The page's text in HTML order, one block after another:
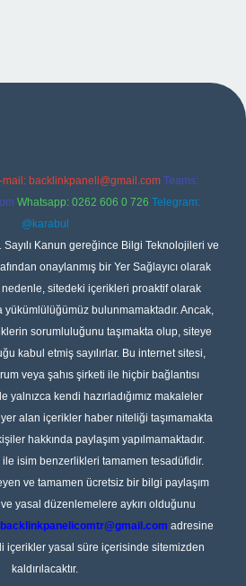
mail: backlinkpaneli@gmail.com Teams:
Whatsapp: 0262 606 0 726 Telegram:
@karabul
Sayılı Kanun gereğince Bilgi Teknolojileri ve
onaylanmış bir Yer Sağlayıcı olarak
nedenle, sitedeki içerikleri proaktif olarak
yükümlülüğümüz bulunmamaktadır. Ancak,
sorumluluğunu taşımakta olup, siteye
kabul etmiş sayılırlar. Bu internet sitesi,
veya şahıs şirketi ile hiçbir bağlantısı
yalnızca kendi hazırladığımız makaleler
alan içerikler haber niteliği taşımamakta
hakkında paylaşım yapılmamaktadır.
isim benzerlikleri tamamen tesadüfidir.
ve tamamen ücretsiz bir bilgi paylaşım
yasal düzenlemelere aykırı olduğunu
backlinkpanelicomtr@gmail.com adresine
içerikler yasal süre içerisinde sitemizden
kaldırılacaktır.